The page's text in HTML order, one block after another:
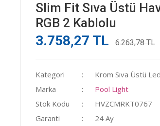
Slim Fit Sıva Üstü
RGB 2 Kablolu
3.758,27 TL 6.263,78 TL
Kategori
Krom Sıva Üstü
Marka
Pool Light
Stok Kodu
HVZCMRKT0767
Garanti
24 Ay